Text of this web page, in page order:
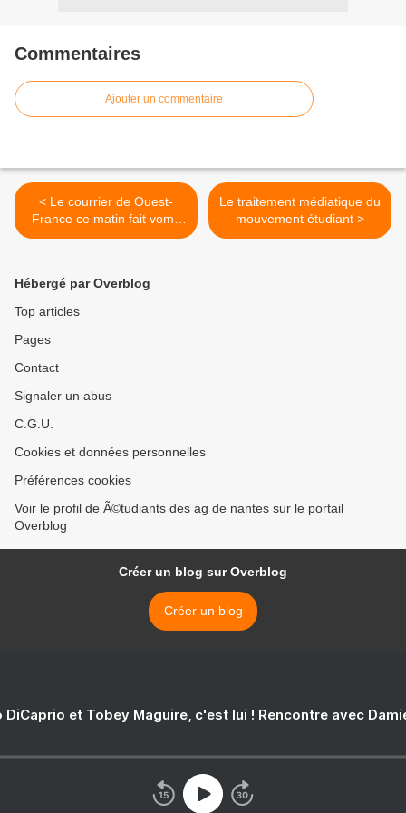
Commentaires
Ajouter un commentaire
< Le courrier de Ouest-
France ce matin fait vomir
(04/12)
Le traitement médiatique du
mouvement étudiant >
Hébergé par Overblog
Top articles
Pages
Contact
Signaler un abus
C.G.U.
Cookies et données personnelles
Préférences cookies
Voir le profil de Ã©tudiants des ag de nantes sur le portail
Overblog
Créer un blog sur Overblog
Créer un blog
DiCaprio et Tobey Maguire, c'est lui ! Rencontre avec